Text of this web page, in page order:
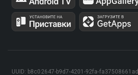
UUID: b8c02647-b9d7-4201-92fa-fa37508661ad